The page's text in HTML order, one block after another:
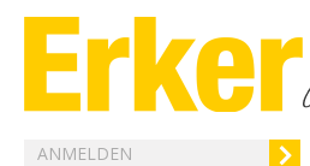
ANMELDEN